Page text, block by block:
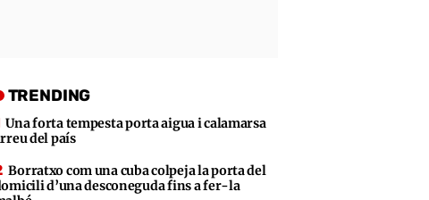
TRENDING
Una forta tempesta porta aigua i calamarsa
del país
Borratxo com una cuba colpeja la porta del
d’una desconeguda fins a fer-la